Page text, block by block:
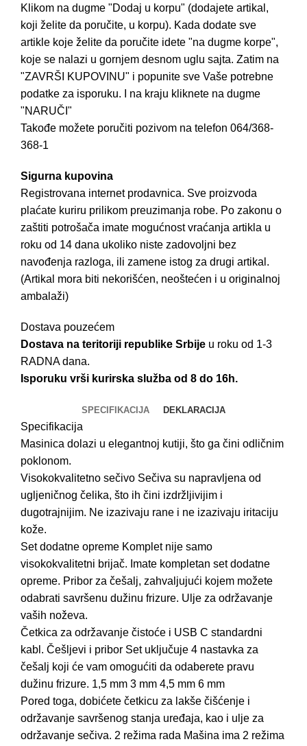
Klikom na dugme "Dodaj u korpu" (dodajete artikal,
koji želite da poručite, u korpu). Kada dodate sve
artikle koje želite da poručite idete "na dugme korpe",
koje se nalazi u gornjem desnom uglu sajta. Zatim na
"ZAVRŠI KUPOVINU" i popunite sve Vaše potrebne
podatke za isporuku. I na kraju kliknete na dugme
"NARUČI"
Takođe možete poručiti pozivom na telefon 064/368-
368-1
Sigurna kupovina
Registrovana internet prodavnica. Sve proizvoda
plaćate kuriru prilikom preuzimanja robe. Po zakonu o
zaštiti potrošača imate mogućnost vraćanja artikla u
roku od 14 dana ukoliko niste zadovoljni bez
navođenja razloga, ili zamene istog za drugi artikal.
(Artikal mora biti nekorišćen, neoštećen i u originalnoj
ambalaži)
Dostava pouzećem
Dostava na teritoriji republike Srbije u roku od 1-3
RADNA dana.
Isporuku vrši kurirska služba od 8 do 16h.
SPECIFIKACIJA DEKLARACIJA
Specifikacija
Masinica dolazi u elegantnoj kutiji, što ga čini odličnim
poklonom.
Visokokvalitetno sečivo Sečiva su napravljena od
ugljeničnog čelika, što ih čini izdržljivijim i
dugotrajnijim. Ne izazivaju rane i ne izazivaju iritaciju
kože.
Set dodatne opreme Komplet nije samo
visokokvalitetni brijač. Imate kompletan set dodatne
opreme. Pribor za češalj, zahvaljujući kojem možete
odabrati savršenu dužinu frizure. Ulje za održavanje
vaših noževa.
Četkica za održavanje čistoće i USB C standardni
kabl. Češljevi i pribor Set uključuje 4 nastavka za
češalj koji će vam omogućiti da odaberete pravu
dužinu frizure. 1,5 mm 3 mm 4,5 mm 6 mm
Pored toga, dobićete četkicu za lakše čišćenje i
održavanje savršenog stanja uređaja, kao i ulje za
održavanje sečiva. 2 režima rada Mašina ima 2 režima